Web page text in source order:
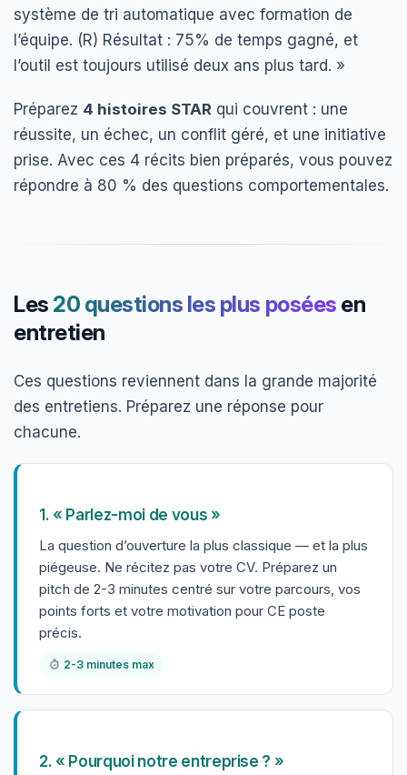
système de tri automatique avec formation de
l’équipe. (R) Résultat : 75% de temps gagné, et
l’outil est toujours utilisé deux ans plus tard. »
Préparez 4 histoires STAR qui couvrent : une
réussite, un échec, un conflit géré, et une initiative
prise. Avec ces 4 récits bien préparés, vous pouvez
répondre à 80 % des questions comportementales.
Les 20 questions les plus posées en
entretien
Ces questions reviennent dans la grande majorité
des entretiens. Préparez une réponse pour
chacune.
1. « Parlez-moi de vous »
La question d’ouverture la plus classique — et la plus
piégeuse. Ne récitez pas votre CV. Préparez un
pitch de 2-3 minutes centré sur votre parcours, vos
points forts et votre motivation pour CE poste
précis.
2-3 minutes max
2. « Pourquoi notre entreprise ? »